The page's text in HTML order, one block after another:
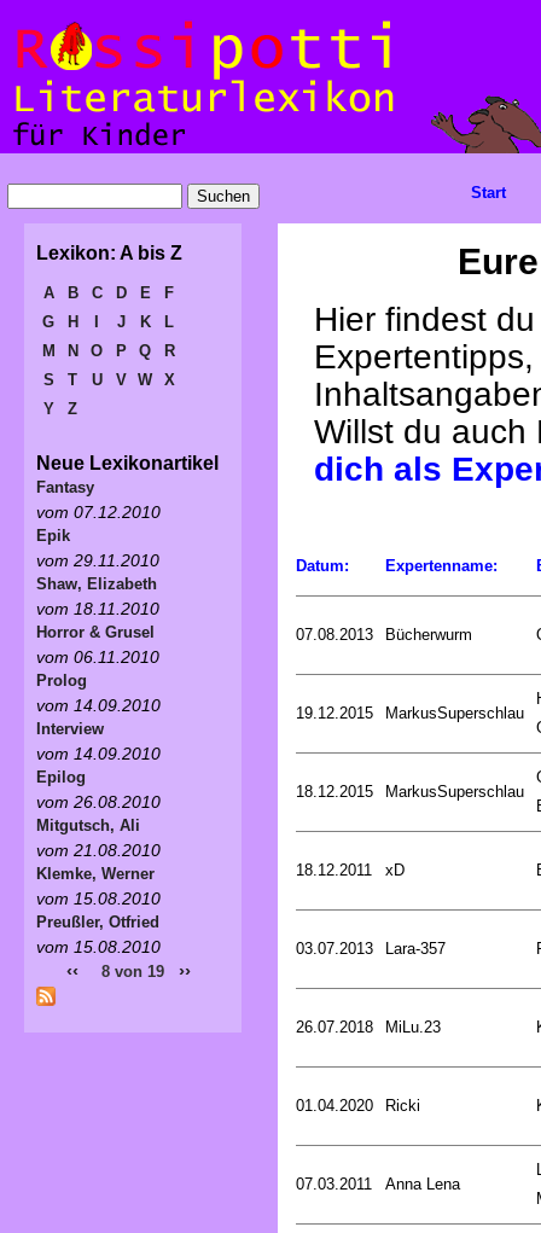
Hier findest
Willst du
dich als
Datum: Expertenname:
07.08.2013 Bücherwurm
19.12.2015 MarkusSuperschlau
18.12.2015 MarkusSuperschlau
18.12.2011 xD
03.07.2013 Lara-357
26.07.2018 MiLu.23
01.04.2020 Ricki
07.03.2011 Anna Lena
Start
Lexikon: A bis Z
A B C D E
F
G
H J K
L
M
N O P Q
R
S
T U V W
X
Y
Z
Neue Lexikonartikel
Fantasy
vom 07.12.2010
Epik
vom 29.11.2010
Shaw, Elizabeth
vom 18.11.2010
Horror & Grusel
vom 06.11.2010
Prolog
vom 14.09.2010
Interview
vom 14.09.2010
Epilog
vom 26.08.2010
Mitgutsch, Ali
vom 21.08.2010
Klemke, Werner
vom 15.08.2010
Preußler, Otfried
vom 15.08.2010
‹‹ 8 von 19 ››